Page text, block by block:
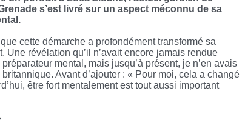
s’est livré sur un aspect méconnu de sa
cette démarche a profondément transformé sa
Une révélation qu’il n’avait encore jamais rendue
mental, mais jusqu’à présent, je n’en avais
Avant d’ajouter : « Pour moi, cela a changé
être fort mentalement est tout aussi important